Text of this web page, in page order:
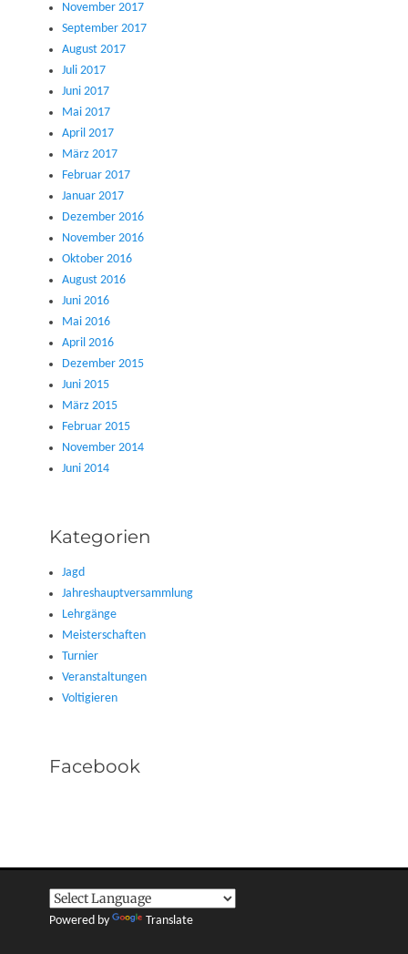
November 2017
September 2017
August 2017
Juli 2017
Juni 2017
Mai 2017
April 2017
März 2017
Februar 2017
Januar 2017
Dezember 2016
November 2016
Oktober 2016
August 2016
Juni 2016
Mai 2016
April 2016
Dezember 2015
Juni 2015
März 2015
Februar 2015
November 2014
Juni 2014
Kategorien
Jagd
Jahreshauptversammlung
Lehrgänge
Meisterschaften
Turnier
Veranstaltungen
Voltigieren
Facebook
Powered by Translate